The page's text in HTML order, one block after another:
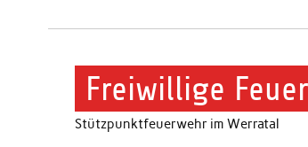
Freiwillige
Stützpunktfeuerwehr im Werratal